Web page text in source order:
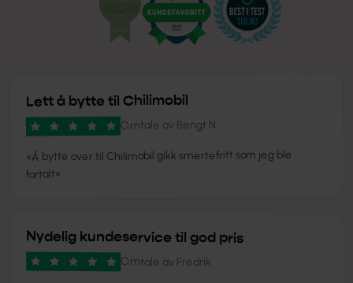
Lett å bytte til Chilimobil
Omtale av Bengt N
«Å bytte over til Chilimobil gikk smertefritt som jeg ble
fortalt»
Nydelig kundeservice til god pris
Omtale av Fredrik